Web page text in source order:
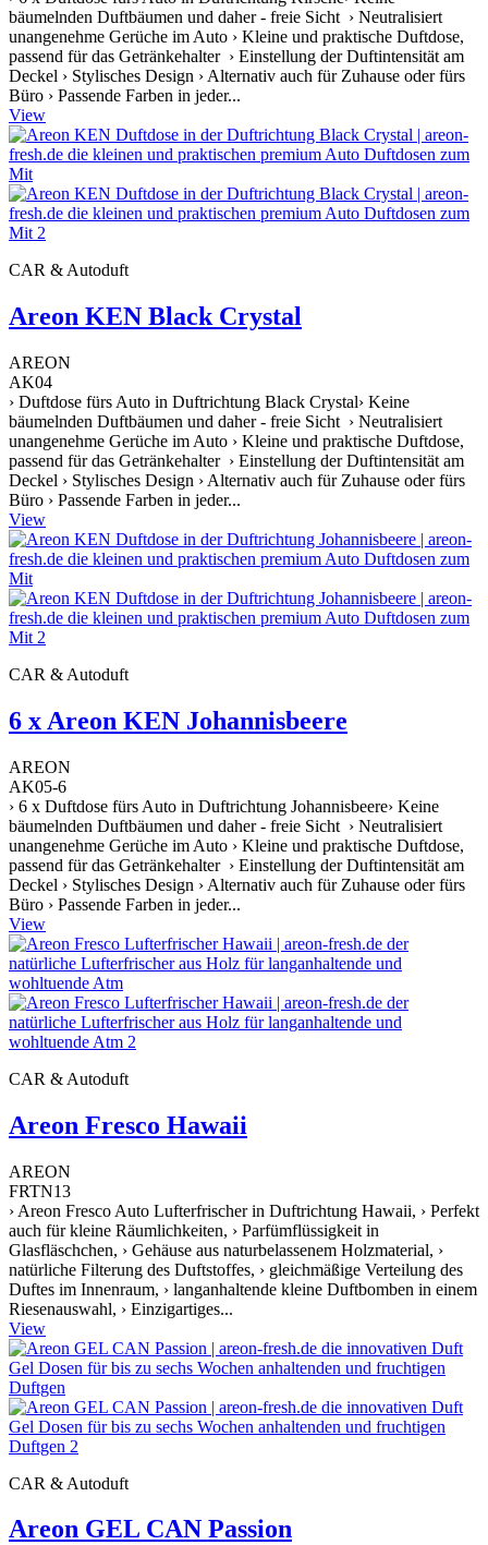
bäumelnden Duftbäumen und daher - freie Sicht › Neutralisiert
unangenehme Gerüche im Auto › Kleine und praktische Duftdose,
passend für das Getränkehalter › Einstellung der Duftintensität am
Deckel › Stylisches Design › Alternativ auch für Zuhause oder fürs
Büro › Passende Farben in jeder...
View
CAR & Autoduft
Areon KEN Black Crystal
AREON
AK04
› Duftdose fürs Auto in Duftrichtung Black Crystal› Keine
bäumelnden Duftbäumen und daher - freie Sicht › Neutralisiert
unangenehme Gerüche im Auto › Kleine und praktische Duftdose,
passend für das Getränkehalter › Einstellung der Duftintensität am
Deckel › Stylisches Design › Alternativ auch für Zuhause oder fürs
Büro › Passende Farben in jeder...
View
CAR & Autoduft
6 x Areon KEN Johannisbeere
AREON
AK05-6
› 6 x Duftdose fürs Auto in Duftrichtung Johannisbeere› Keine
bäumelnden Duftbäumen und daher - freie Sicht › Neutralisiert
unangenehme Gerüche im Auto › Kleine und praktische Duftdose,
passend für das Getränkehalter › Einstellung der Duftintensität am
Deckel › Stylisches Design › Alternativ auch für Zuhause oder fürs
Büro › Passende Farben in jeder...
View
CAR & Autoduft
Areon Fresco Hawaii
AREON
FRTN13
› Areon Fresco Auto Lufterfrischer in Duftrichtung Hawaii, › Perfekt
auch für kleine Räumlichkeiten, › Parfümflüssigkeit in
Glasfläschchen, › Gehäuse aus naturbelassenem Holzmaterial, ›
natürliche Filterung des Duftstoffes, › gleichmäßige Verteilung des
Duftes im Innenraum, › langanhaltende kleine Duftbomben in einem
Riesenauswahl, › Einzigartiges...
View
CAR & Autoduft
Areon GEL CAN Passion